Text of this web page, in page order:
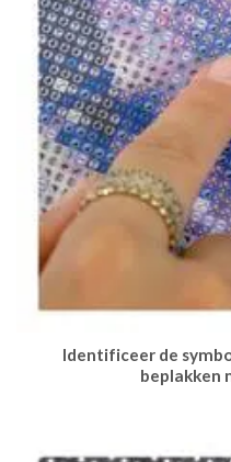
Identificeer de
beplakken